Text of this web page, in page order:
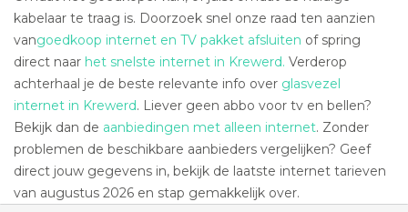
kabelaar te traag is. Doorzoek snel onze raad ten aanzien
vangoedkoop internet en TV pakket afsluiten of spring
direct naar het snelste internet in Krewerd. Verderop
achterhaal je de beste relevante info over glasvezel
internet in Krewerd. Liever geen abbo voor tv en bellen?
Bekijk dan de aanbiedingen met alleen internet. Zonder
problemen de beschikbare aanbieders vergelijken? Geef
direct jouw gegevens in, bekijk de laatste internet tarieven
van augustus 2026 en stap gemakkelijk over.